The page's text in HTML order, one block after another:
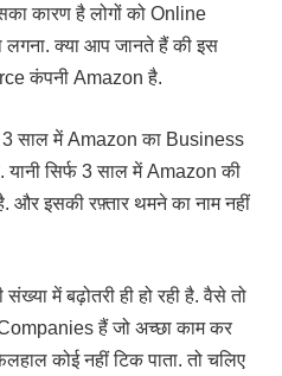
कारण है लोगों को Online
क्या आप जानते हैं की इस
कंपनी Amazon है.
3 साल में Amazon का Business
सिर्फ 3 साल में Amazon की
और इसकी रफ़्तार थमने का नाम नहीं
में बढ़ोतरी ही हो रही है. वैसे तो
हैं जो अच्छा काम कर
कोई नहीं टिक पाता. तो चलिए